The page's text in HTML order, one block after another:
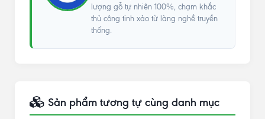
lượng gỗ tự nhiên 100%, chạm khắc
thủ công tinh xảo từ làng nghề truyền
thống.
Sản phẩm tương tự cùng danh mục